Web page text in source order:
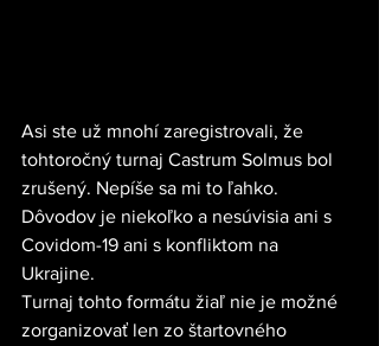
Asi ste už mnohí zaregistrovali, že
tohtoročný turnaj Castrum Solmus bol
zrušený. Nepíše sa mi to ľahko.
Dôvodov je niekoľko a nesúvisia ani s
Covidom-19 ani s konfliktom na
Ukrajine.
Turnaj tohto formátu žiaľ nie je možné
zorganizovať len zo štartovného